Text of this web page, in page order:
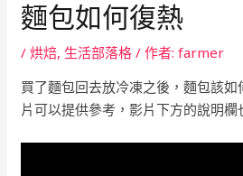
麵包如何復熱
/烘焙, 生活部落格 / 作者:farmer
買了麵包回去放冷凍之後，麵包該
片可以提供參考，影片下方的說明欄